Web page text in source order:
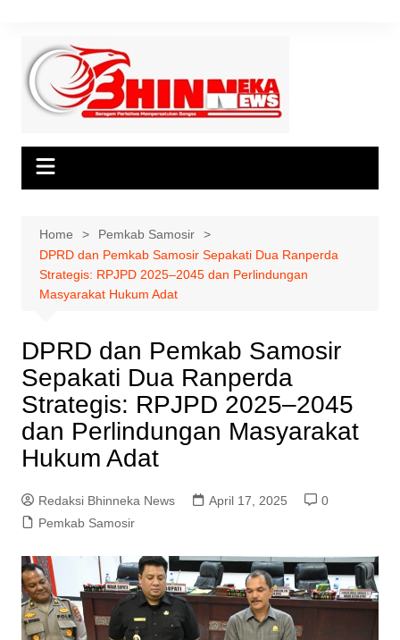
content
Home
Pemkab Samosir
DPRD dan Pemkab Samosir Sepakati Dua Ranperda
Strategis: RPJPD 2025–2045 dan Perlindungan
Masyarakat Hukum Adat
DPRD dan Pemkab Samosir
Sepakati Dua Ranperda
Strategis: RPJPD 2025–2045
dan Perlindungan Masyarakat
Hukum Adat
Redaksi Bhinneka News April 17, 2025
0
Pemkab Samosir